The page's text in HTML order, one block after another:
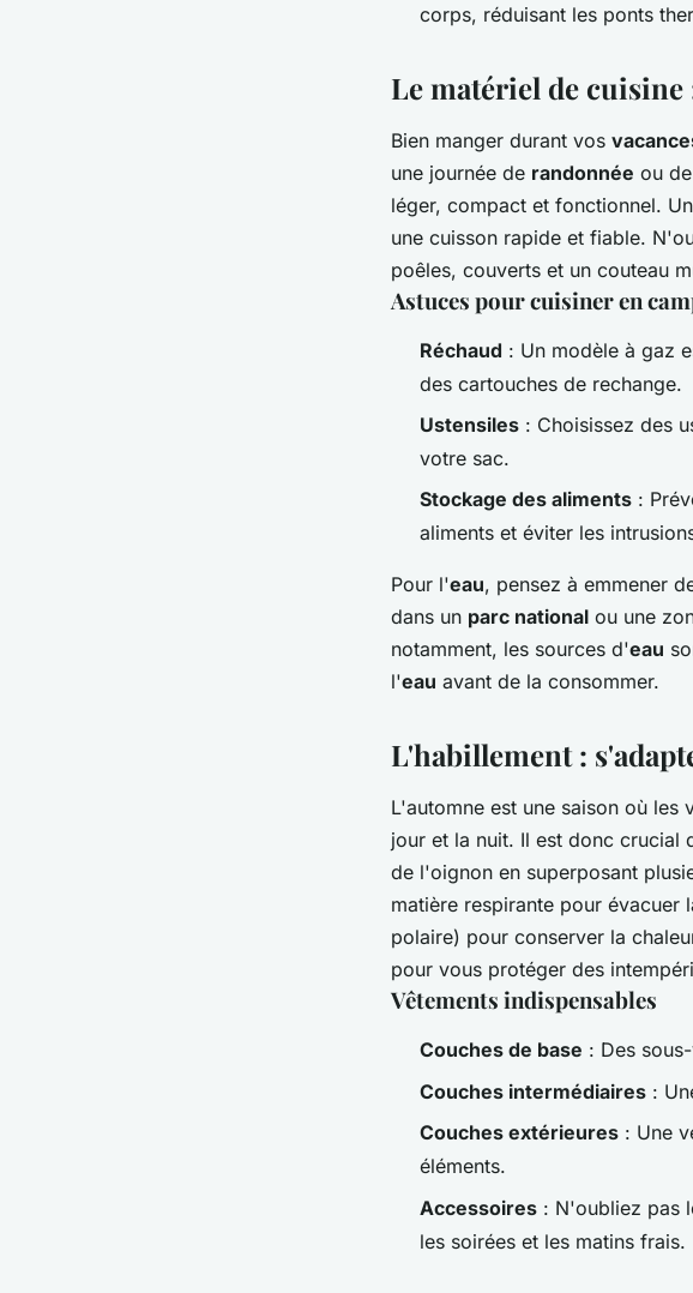
corps, réduisant les ponts
Le matériel de
Bien manger durant vos
une journée de randonnée ou
léger, compact et fonctionnel.
une cuisson rapide et fiable.
poêles, couverts et un couteau
Astuces pour cuisiner en
Réchaud : Un modèle à gaz
des cartouches de rechange.
Ustensiles : Choisissez des
votre sac.
Stockage des aliments :
aliments et éviter les
Pour l'eau, pensez à emmener
dans un parc national ou une
notamment, les sources d'eau
l'eau avant de la consommer.
L'habillement :
L'automne est une saison où les
jour et la nuit. Il est donc crucial
de l'oignon en superposant
matière respirante pour évacuer
polaire) pour conserver la
pour vous protéger des
Vêtements indispensables
Couches de base : Des
Couches intermédiaires :
Couches extérieures : Une
éléments.
Accessoires : N'oubliez pas
les soirées et les matins frais.